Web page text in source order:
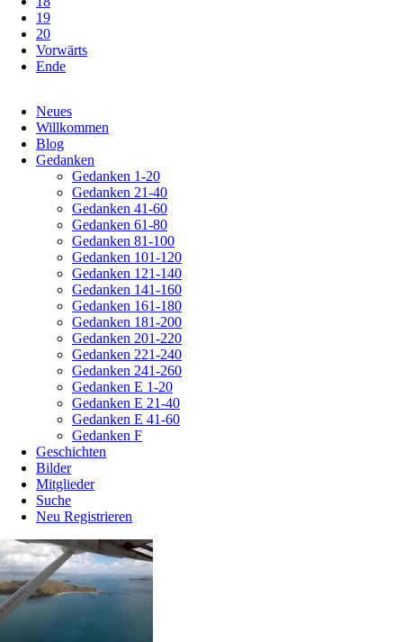
19
20
Vorwärts
Ende
überspringen
Neues
Willkommen
Blog
Gedanken
Gedanken 1-20
Gedanken 21-40
Gedanken 41-60
Gedanken 61-80
Gedanken 81-100
Gedanken 101-120
Gedanken 121-140
Gedanken 141-160
Gedanken 161-180
Gedanken 181-200
Gedanken 201-220
Gedanken 221-240
Gedanken 241-260
Gedanken E 1-20
Gedanken E 21-40
Gedanken E 41-60
Gedanken F
Geschichten
Bilder
Mitglieder
Suche
Neu Registrieren